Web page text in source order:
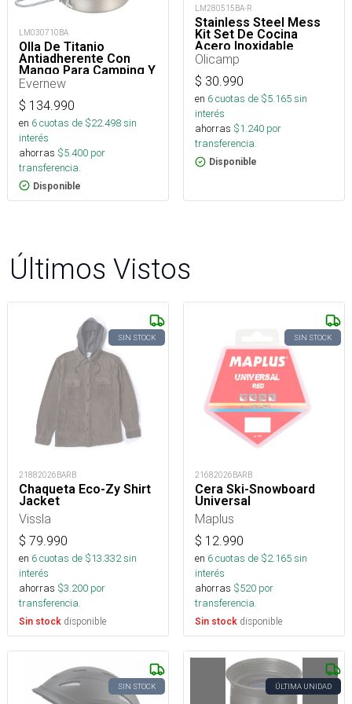
LM030710BA
Olla De Titanio
Antiadherente Con
Mango Para Camping Y
Trekking- 900 Ml
Evernew
$ 134.990
en 6cuotas de $22.498sin
interés
ahorras $5.400 por
transferencia.
Disponible
LM280515BA-R
Stainless Steel Mess
Kit Set De Cocina
Acero Inoxidable
Camping
Olicamp
$ 30.990
en 6cuotas de $5.165sin
interés
ahorras $1.240 por
transferencia.
Disponible
Últimos Vistos
SIN STOCK
21882026BARB
Chaqueta Eco-Zy Shirt
Jacket
Vissla
$ 79.990
en 6cuotas de $13.332sin
interés
ahorras $3.200 por
transferencia.
Sin stock disponible
SIN STOCK
21682026BARB
Cera Ski-Snowboard
Universal
Maplus
$ 12.990
en 6cuotas de $2.165sin
interés
ahorras $520 por
transferencia.
Sin stock disponible
SIN STOCK ÚLTIMA UNIDAD